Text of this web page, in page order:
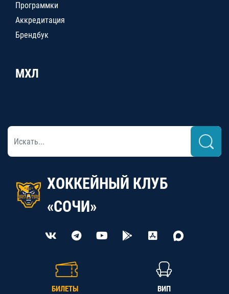
Программки
Аккредитация
Брендбук
МХЛ
ХОККЕЙНЫЙ КЛУБ
«СОЧИ»
БИЛЕТЫ ВИП